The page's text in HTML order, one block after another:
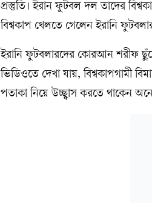
প্রস্তুতি। ইরান ফুটবল দল তাদের
বিশ্বকাপ খেলতে গেলেন ইরানি
ইরানি ফুটবলারদের কোরআন শরীফ
ভিডিওতে দেখা যায়, বিশ্বকাপগামী
পতাকা নিয়ে উচ্ছ্বাস করতে থাকেন